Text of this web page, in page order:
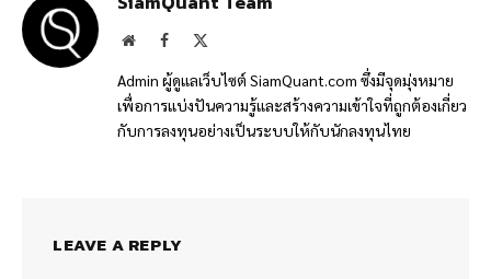
WebsiteFacebook
Admin ผู้ดูแลเว็บไซต์ SiamQuant.com ซึ่งมีจุดมุ่งหมาย
เพื่อการแบ่งปันความรู้และสร้างความเข้าใจที่ถูกต้องเกี่ยว
กับการลงทุนอย่างเป็นระบบให้กับนักลงทุนไทย
LEAVE A REPLY